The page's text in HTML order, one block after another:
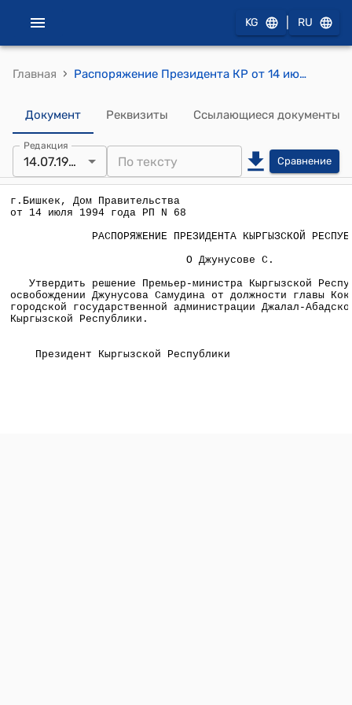
KG RU
Главная › Распоряжение Президента КР от 14 июля 1994 года N РП-68 "О Джунусове С."
Документ Реквизиты Ссылающиеся документы
Редакция
14.07.1994 Сравнение